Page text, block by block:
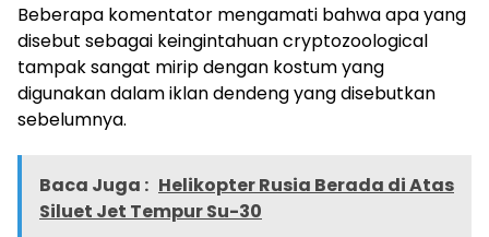
Beberapa komentator mengamati bahwa apa yang
disebut sebagai keingintahuan cryptozoological
tampak sangat mirip dengan kostum yang
digunakan dalam iklan dendeng yang disebutkan
sebelumnya.
Baca Juga : Helikopter Rusia Berada di Atas
Siluet Jet Tempur Su-30